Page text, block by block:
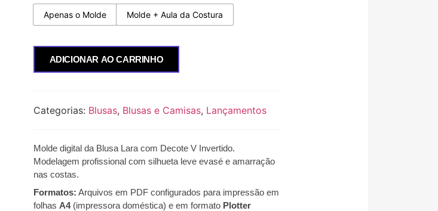
Apenas o Molde Molde + Aula da Costura
ADICIONAR AO CARRINHO
Categorias: Blusas, Blusas e Camisas, Lançamentos
Molde digital da Blusa Lara com Decote V Invertido.
Modelagem profissional com silhueta leve evasé e amarração
nas costas.
Formatos: Arquivos em PDF configurados para impressão em
folhas A4(impressora doméstica) e em formato Plotter